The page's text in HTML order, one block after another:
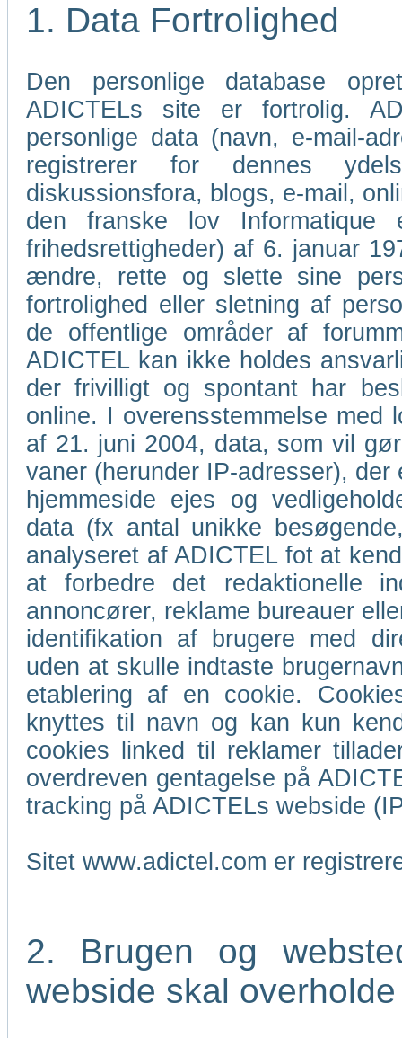
1. Data Fortrolighed
Den personlige database
ADICTELs site er fortrolig.
personlige data (navn, e-mail-
registrerer for dennes
diskussionsfora, blogs, e-mail,
den franske lov Informatique
frihedsrettigheder) af 6. januar
ændre, rette og slette sine
fortrolighed eller sletning af
de offentlige områder af
ADICTEL kan ikke holdes
der frivilligt og spontant har
online. I overensstemmelse med
af 21. juni 2004, data, som vil
vaner (herunder IP-adresser),
hjemmeside ejes og
data (fx antal unikke
analyseret af ADICTEL fot at
at forbedre det redaktionelle
annoncører, reklame bureauer
identifikation af brugere med
uden at skulle indtaste
etablering af en cookie.
knyttes til navn og kan kun
cookies linked til reklamer
overdreven gentagelse på
tracking på ADICTELs webside
Sitet www.adictel.com er
2. Brugen og
webside skal